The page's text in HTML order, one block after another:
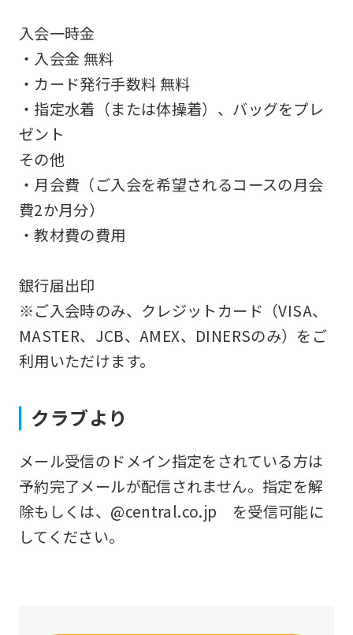
入会一時金
・入会金 無料
・カード発行手数料 無料
・指定水着（または体操着）、バッグをプレ
ゼント
その他
・月会費（ご入会を希望されるコースの月会
費2か月分）
・教材費の費用
銀行届出印
※ご入会時のみ、クレジットカード（VISA、
MASTER、JCB、AMEX、DINERSのみ）をご
利用いただけます。
クラブより
メール受信のドメイン指定をされている方は
予約完了メールが配信されません。指定を解
除もしくは、@central.co.jp を受信可能に
してください。
may
differ
original
you
fully
the
service.